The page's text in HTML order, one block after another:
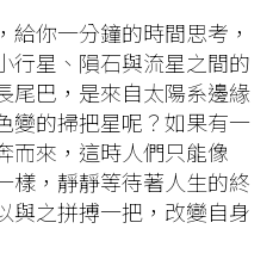
你一分鐘的時間思考，
行星、隕石與流星之間的
尾巴，是來自太陽系邊緣
變的掃把星呢？如果有一
而來，這時人們只能像
樣，靜靜等待著人生的終
與之拼搏一把，改變自身